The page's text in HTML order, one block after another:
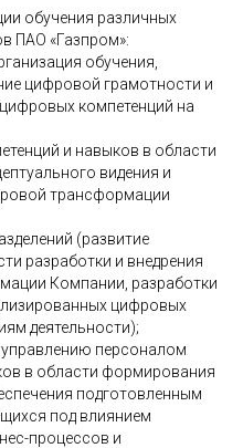
обучения различных
ПАО «Газпром»:
обучения,
цифровой грамотности и
компетенций на
и навыков в области
видения и
трансформации
(развитие
разработки и внедрения
Компании, разработки
цифровых
деятельности);
персоналом
в области формирования
подготовленным
под влиянием
процессов и